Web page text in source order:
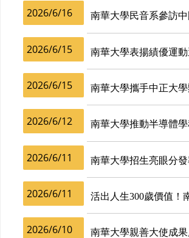
2026/6/16 南華大學民音系參訪
2026/6/15 南華大學表揚績優運
2026/6/15 南華大學攜手中正大
2026/6/12 南華大學推動半導體
2026/6/11 南華大學招生亮眼分
2026/6/11 活出人生300歲價值
2026/6/10 南華大學親善大使成